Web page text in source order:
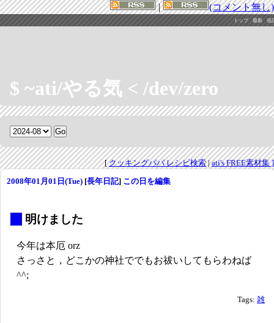
| (コメント無し)
トップ 最新 追
$ ~ati/やる気 < /dev/zero
[クッキングパパ レシピ検索|ati's FREE素材集 ]
2008年01月01日(Tue) [長年日記] この日を編集
明けました
今年は本厄 orz
さっさと，どこかの神社ででもお祓いしてもらわねば
^^;
Tags: 雑